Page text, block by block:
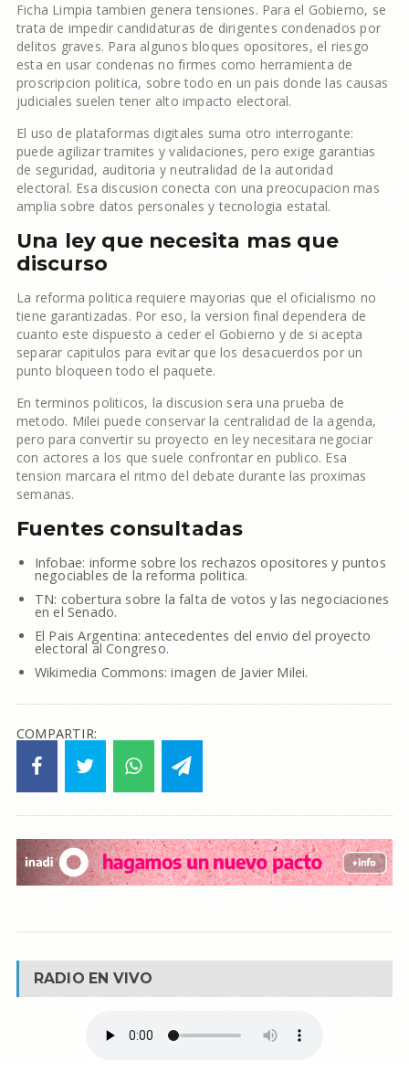
Ficha Limpia tambien genera tensiones. Para el Gobierno, se
trata de impedir candidaturas de dirigentes condenados por
delitos graves. Para algunos bloques opositores, el riesgo
esta en usar condenas no firmes como herramienta de
proscripcion politica, sobre todo en un pais donde las causas
judiciales suelen tener alto impacto electoral.
El uso de plataformas digitales suma otro interrogante:
puede agilizar tramites y validaciones, pero exige garantias
de seguridad, auditoria y neutralidad de la autoridad
electoral. Esa discusion conecta con una preocupacion mas
amplia sobre datos personales y tecnologia estatal.
Una ley que necesita mas que
discurso
La reforma politica requiere mayorias que el oficialismo no
tiene garantizadas. Por eso, la version final dependera de
cuanto este dispuesto a ceder el Gobierno y de si acepta
separar capitulos para evitar que los desacuerdos por un
punto bloqueen todo el paquete.
En terminos politicos, la discusion sera una prueba de
metodo. Milei puede conservar la centralidad de la agenda,
pero para convertir su proyecto en ley necesitara negociar
con actores a los que suele confrontar en publico. Esa
tension marcara el ritmo del debate durante las proximas
semanas.
Fuentes consultadas
Infobae: informe sobre los rechazos opositores y puntos
negociables de la reforma politica.
TN: cobertura sobre la falta de votos y las negociaciones
en el Senado.
El Pais Argentina: antecedentes del envio del proyecto
electoral al Congreso.
Wikimedia Commons: imagen de Javier Milei.
COMPARTIR:
RADIO EN VIVO